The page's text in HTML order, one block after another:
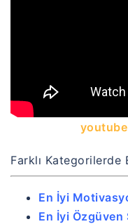
Farklı Kategorilerde
En İyi
En İyi Özgüven